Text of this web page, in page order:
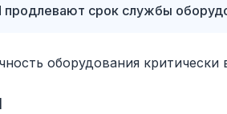
продлевают срок службы
оборудования критически